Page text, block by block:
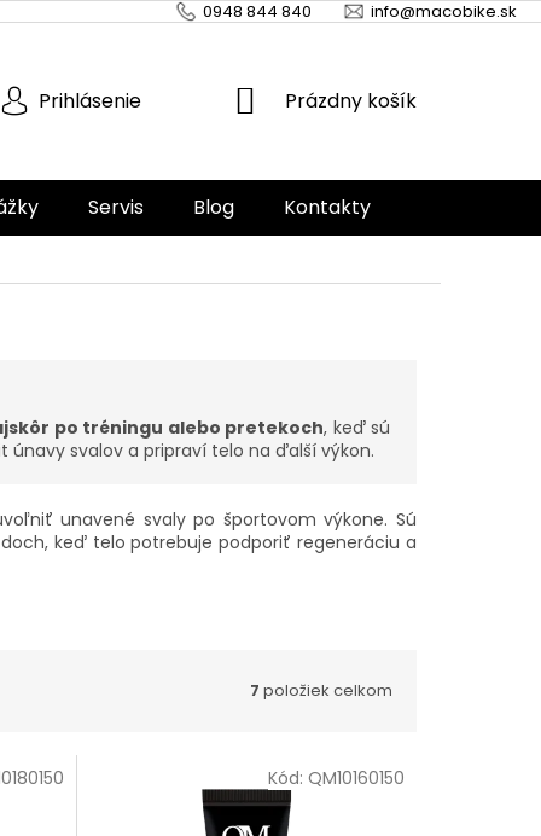
0948 844 840 info@macobike.sk
Prihlásenie
NÁKUPNÝ
Prázdny košík
Servis Blog Kontakty
po tréningu alebo pretekoch, keď sú
svalov a pripraví telo na ďalší výkon.
unavené svaly po športovom výkone. Sú
keď telo potrebuje podporiť regeneráciu a
7 položiek celkom
Kód: QM10160150